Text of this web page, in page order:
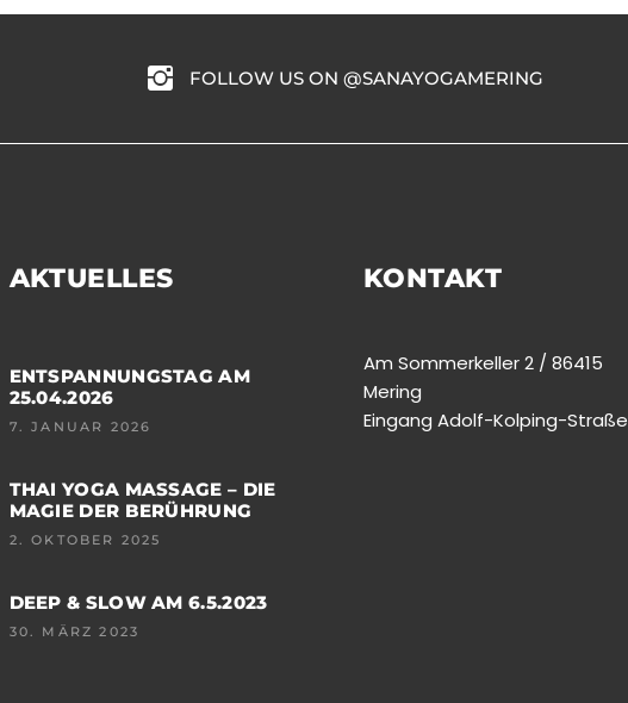
FOLLOW US ON @SANAYOGAMERING
AKTUELLES
ENTSPANNUNGSTAG AM
25.04.2026
7. JANUAR 2026
THAI YOGA MASSAGE – DIE
MAGIE DER BERÜHRUNG
2. OKTOBER 2025
DEEP & SLOW AM 6.5.2023
30. MÄRZ 2023
KONTAKT
Am Sommerkeller 2 / 86415
Mering
Eingang Adolf-Kolping-Straße